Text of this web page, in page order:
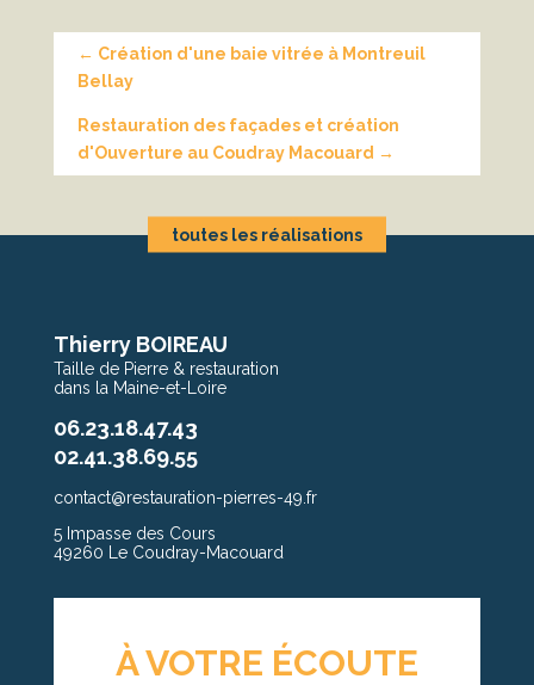
← Création d'une baie vitrée à Montreuil
Bellay
Restauration des façades et création
d'Ouverture au Coudray Macouard →
toutes les réalisations
Thierry BOIREAU
Taille de Pierre & restauration
dans la Maine-et-Loire
06.23.18.47.43
02.41.38.69.55
contact@restauration-pierres-49.fr
5 Impasse des Cours
49260 Le Coudray-Macouard
À VOTRE ÉCOUTE